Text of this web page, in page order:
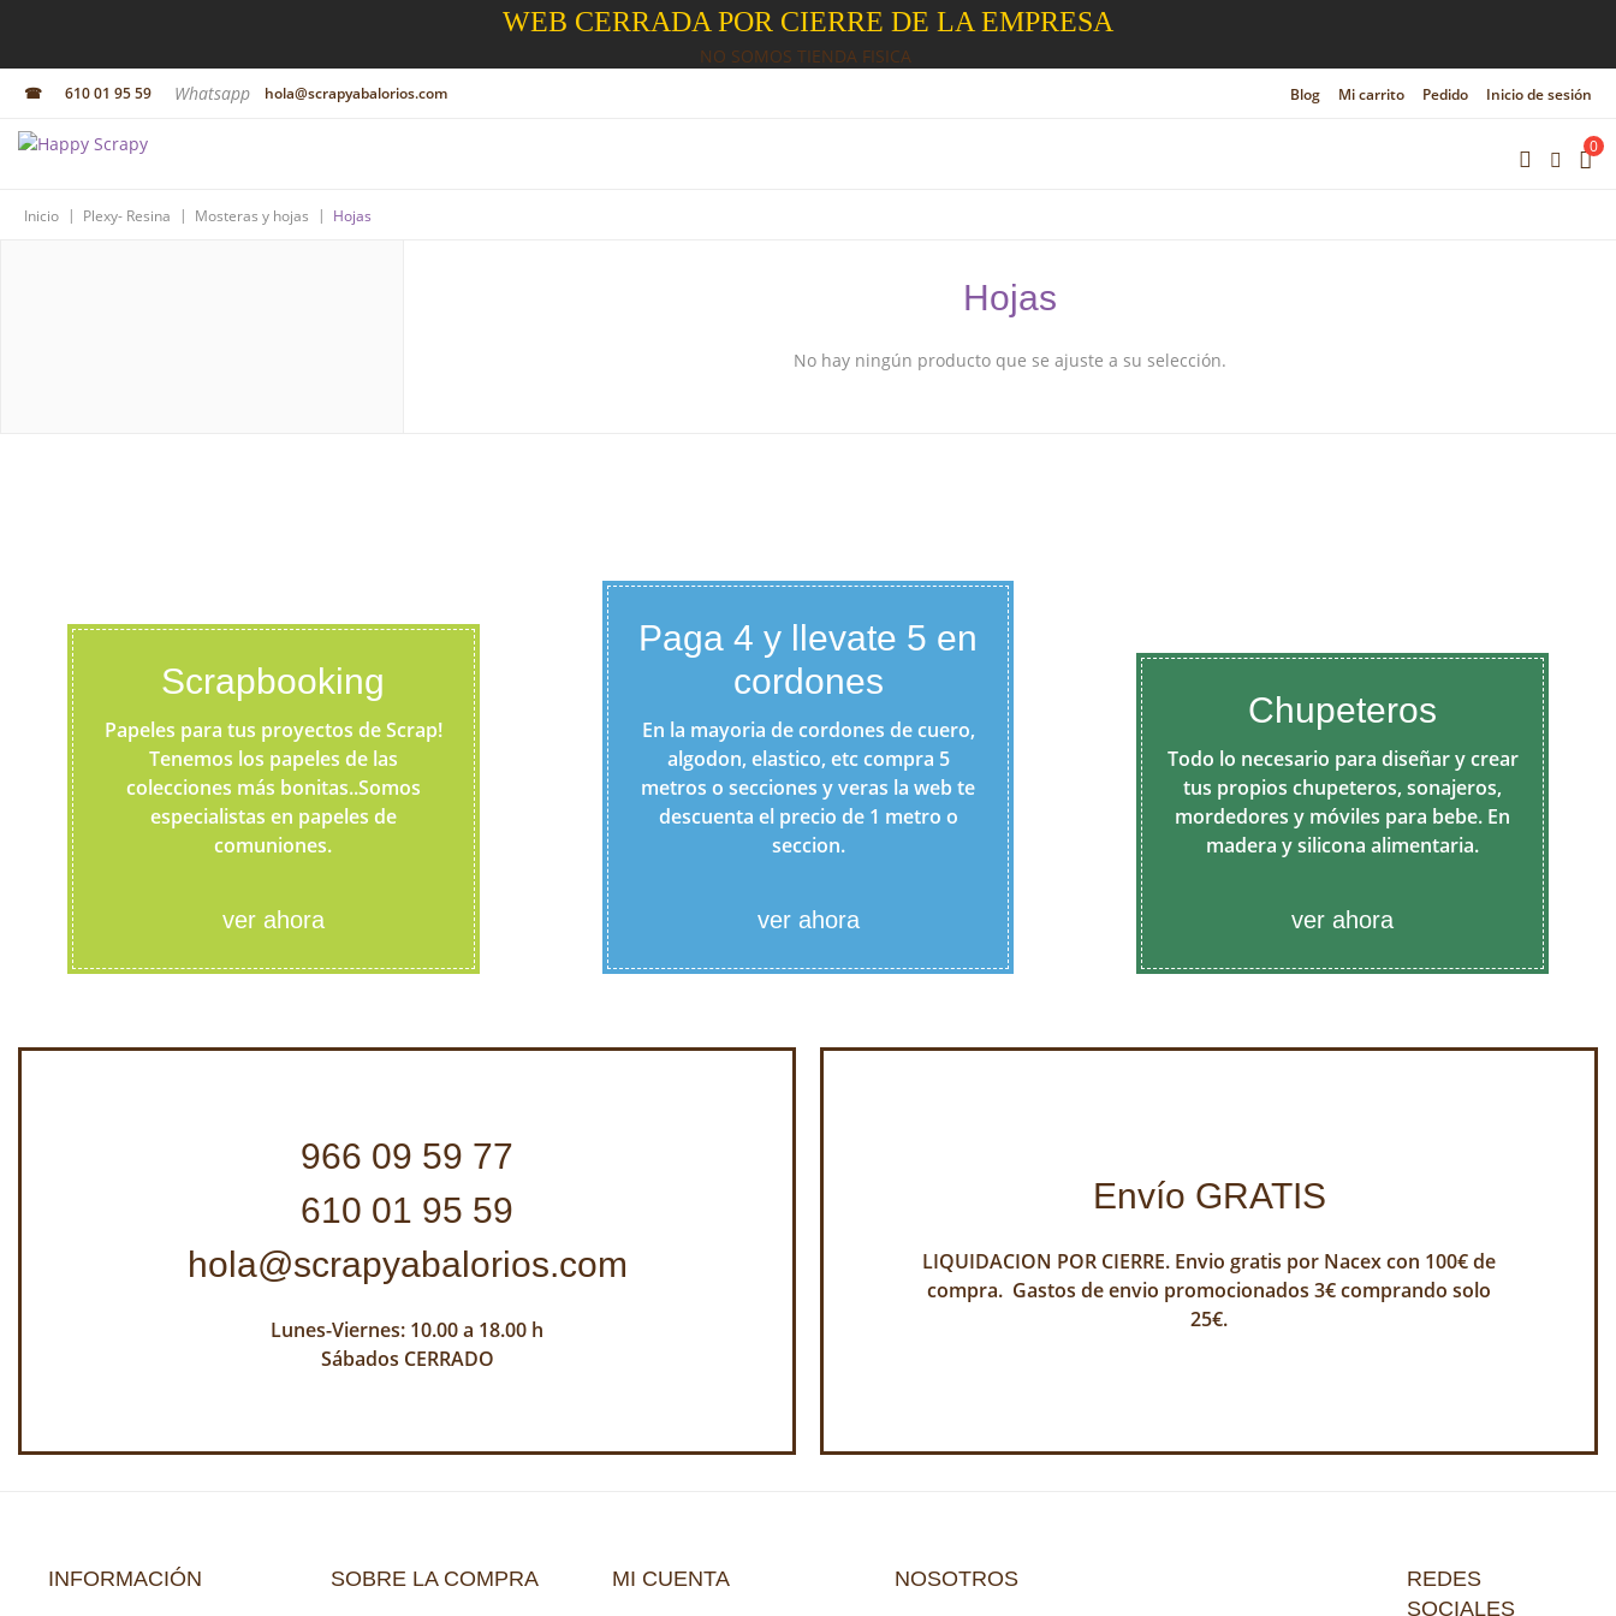
WEB CERRADA POR CIERRE DE LA EMPRESA
NO SOMOS TIENDA FISICA
☎ 610 01 95 59 Whatsapp hola@scrapyabalorios.com Blog Mi carrito Pedido Inicio de sesión
0
Inicio | Plexy- Resina | Mosteras y hojas | Hojas
Hojas
No hay ningún producto que se ajuste a su selección.
Scrapbooking
Papeles para tus proyectos de Scrap!
Tenemos los papeles de las
colecciones más bonitas..Somos
especialistas en papeles de
comuniones.
ver ahora
Paga 4 y llevate 5 en
cordones
En la mayoria de cordones de cuero,
algodon, elastico, etc compra 5
metros o secciones y veras la web te
descuenta el precio de 1 metro o
seccion.
ver ahora
Chupeteros
Todo lo necesario para diseñar y crear
tus propios chupeteros, sonajeros,
mordedores y móviles para bebe. En
madera y silicona alimentaria.
ver ahora
966 09 59 77
610 01 95 59
hola@scrapyabalorios.com
Lunes-Viernes: 10.00 a 18.00 h
Sábados CERRADO
Envío GRATIS
LIQUIDACION POR CIERRE. Envio gratis por Nacex con 100€ de
compra. Gastos de envio promocionados 3€ comprando solo
25€.
REDES
SOCIALES
INFORMACIÓN SOBRE LA COMPRA MI CUENTA NOSOTROS